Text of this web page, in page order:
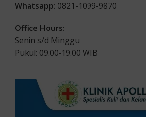
Whatsapp: 0821-1099-9870
Office Hours:
Senin s/d Minggu
Pukul: 09.00-19.00 WIB